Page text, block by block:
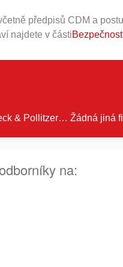
předpisů CDM a
najdete v části
& Pollitzer… Žádná jiná
na: